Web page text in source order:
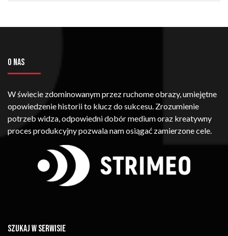
O NAS
W świecie zdominowanym przez ruchome obrazy, umiejętne
opowiedzenie historii to klucz do sukcesu. Zrozumienie
potrzeb widza, odpowiedni dobór medium oraz kreatywny
proces produkcyjny pozwala nam osiągać zamierzone cele.
SZUKAJ W SERWISIE